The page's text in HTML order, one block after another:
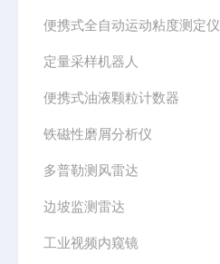
便携式全自动运动粘度测定仪
定量采样机器人
便携式油液颗粒计数器
铁磁性磨屑分析仪
多普勒测风雷达
边坡监测雷达
工业视频内窥镜